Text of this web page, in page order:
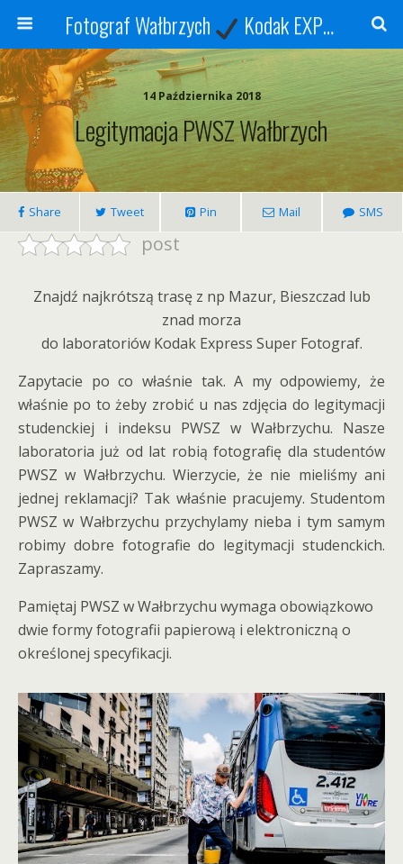
Fotograf Wałbrzych Kodak EXPRESS
14 Października 2018
Legitymacja PWSZ Wałbrzych
Share Tweet Pin Mail SMS
post
Znajdź najkrótszą trasę z np Mazur, Bieszczad lub
znad morza
do laboratoriów Kodak Express Super Fotograf.
Zapytacie po co właśnie tak. A my odpowiemy, że
właśnie po to żeby zrobić u nas zdjęcia do legitymacji
studenckiej i indeksu PWSZ w Wałbrzychu. Nasze
laboratoria już od lat robią fotografię dla studentów
PWSZ w Wałbrzychu. Wierzycie, że nie mieliśmy ani
jednej reklamacji? Tak właśnie pracujemy. Studentom
PWSZ w Wałbrzychu przychylamy nieba i tym samym
robimy dobre fotografie do legitymacji studenckich.
Zapraszamy.
Pamiętaj PWSZ w Wałbrzychu wymaga obowiązkowo
dwie formy fotografii papierową i elektroniczną o
określonej specyfikacji.